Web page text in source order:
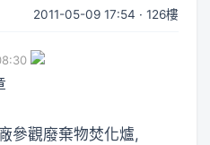
2011-05-09 17:54 · 126樓
參觀廢棄物焚化爐,